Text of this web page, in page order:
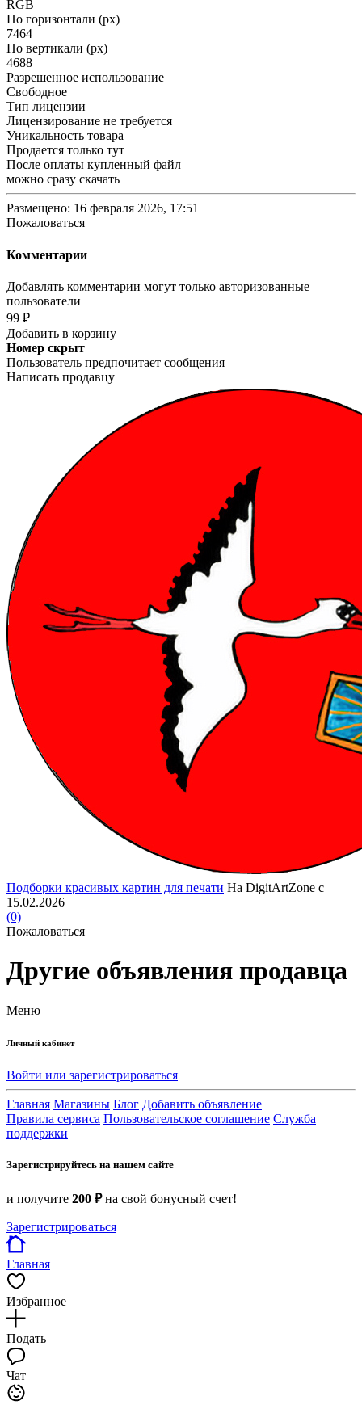
RGB
По горизонтали (px)
7464
По вертикали (px)
4688
Разрешенное использование
Свободное
Тип лицензии
Лицензирование не требуется
Уникальность товара
Продается только тут
После оплаты купленный файл
можно сразу скачать
Размещено: 16 февраля 2026, 17:51
Пожаловаться
Комментарии
Добавлять комментарии могут только авторизованные
пользователи
99 ₽
Добавить в корзину
Номер скрыт
Пользователь предпочитает сообщения
Написать продавцу
Подборки красивых картин для печати На DigitArtZone с
15.02.2026
(0)
Пожаловаться
Другие объявления продавца
Меню
Личный кабинет
Войти или зарегистрироваться
Главная Магазины Блог Добавить объявление
Правила сервиса Пользовательское соглашение Служба
поддержки
Зарегистрируйтесь на нашем сайте
и получите 200 ₽на свой бонусный счет!
Зарегистрироваться
Главная
Избранное
Подать
Чат